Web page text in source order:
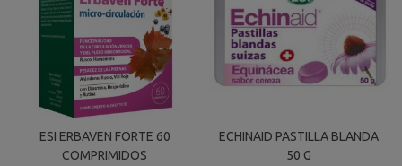
ESI ERBAVEN FORTE 60
COMPRIMIDOS
ECHINAID PASTILLA BLANDA
50 G